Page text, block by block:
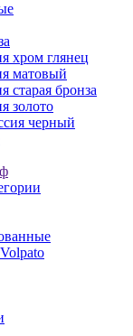
хром глянец
матовый
бронза
золото
черный